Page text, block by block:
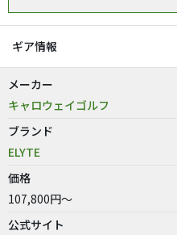
ギア情報
メーカー
キャロウェイゴルフ
ブランド
ELYTE
価格
107,800円～
公式サイト